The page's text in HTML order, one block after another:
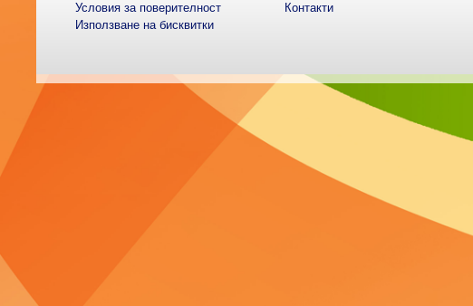
Условия за поверителност
Използване на бисквитки
Контакти